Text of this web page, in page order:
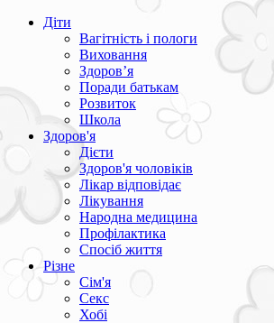
Діти
Вагітність і пологи
Виховання
Здоров’я
Поради батькам
Розвиток
Школа
Здоров'я
Дієти
Здоров'я чоловіків
Лікар відповідає
Лікування
Народна медицина
Профілактика
Спосіб життя
Різне
Сім'я
Секс
Хобі